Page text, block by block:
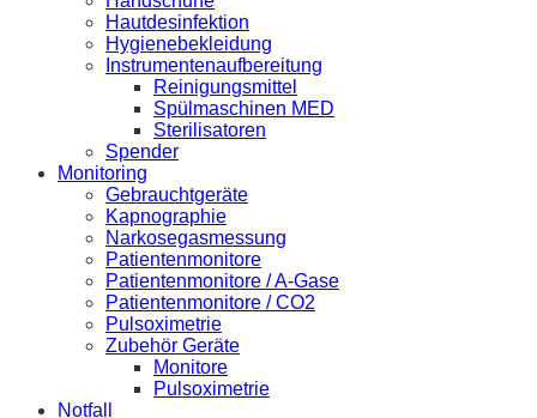
Hautdesinfektion
Hygienebekleidung
Instrumentenaufbereitung
Reinigungsmittel
Spülmaschinen MED
Sterilisatoren
Spender
Monitoring
Gebrauchtgeräte
Kapnographie
Narkosegasmessung
Patientenmonitore
Patientenmonitore / A-Gase
Patientenmonitore / CO2
Pulsoximetrie
Zubehör Geräte
Monitore
Pulsoximetrie
Notfall